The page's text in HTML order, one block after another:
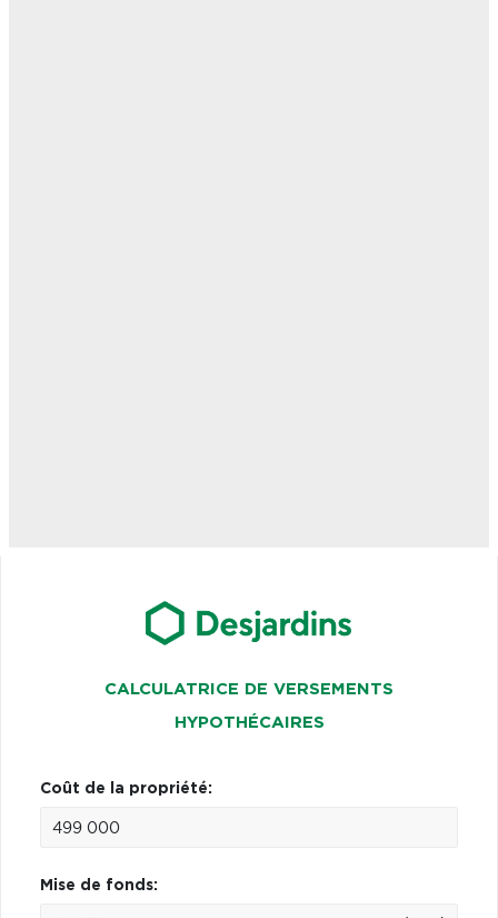
CALCULATRICE DE VERSEMENTS
HYPOTHÉCAIRES
Coût de la propriété:
Mise de fonds: